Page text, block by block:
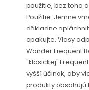
použitie, bez toho
Použitie: Jemne
dôkladne
opakujte. Vlasy
Wonder Frequent
"klasickej"
vyšší účinok, aby
produkty obsahujú